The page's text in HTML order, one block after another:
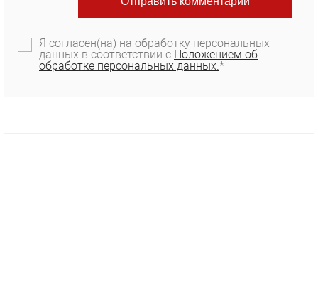
Я согласен(на) на обработку персональных
данных в соответствии с Положением об
обработке персональных данных.*